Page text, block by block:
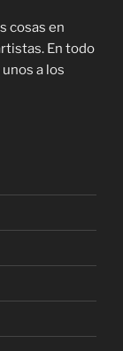
cosas en
En todo
a los